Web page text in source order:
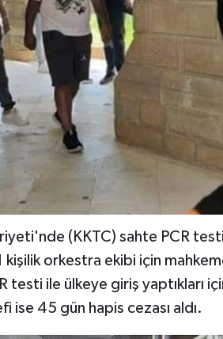
(KKTC) sahte PCR
kişilik orkestra ekibi için mahkeme
testi ile ülkeye giriş yaptıkları
ise 45 gün hapis cezası aldı.